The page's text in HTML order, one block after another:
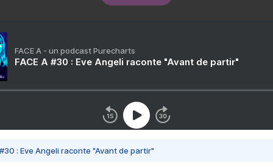
FACE A - un podcast Purecharts
FACE A #30 : Eve Angeli raconte "Avant de partir"
#30 : Eve Angeli raconte "Avant de partir"